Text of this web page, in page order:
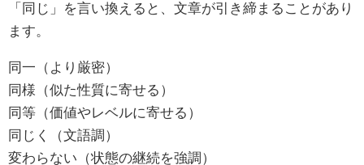
「同じ」を言い換えると、文章が引き締まることがあり
ます。
同一（より厳密）
同様（似た性質に寄せる）
同等（価値やレベルに寄せる）
同じく（文語調）
変わらない（状態の継続を強調）